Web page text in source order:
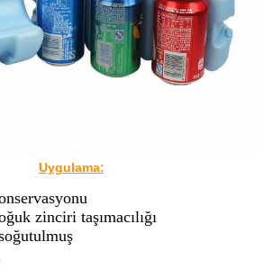
Uygulama:
zinciri taşımacılığı